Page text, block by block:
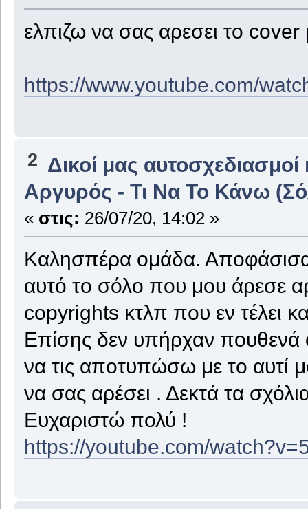
ελπιζω να σας αρεσει το
https://www.youtube.com/
2 Δικοί μας αυτοσχεδιασμοί
Αργυρός - Τι Να Το Κάνω
« στις: 26/07/20, 14:02 »
Καλησπέρα ομάδα.
αυτό το σόλο που μου άρεσε
copyrights κτλπ που εν τέλει
Επίσης δεν υπήρχαν πουθενά
να τις αποτυπώσω με το αυτί
να σας αρέσει . Δεκτά τα
Ευχαριστώ πολύ !
https://youtube.com/